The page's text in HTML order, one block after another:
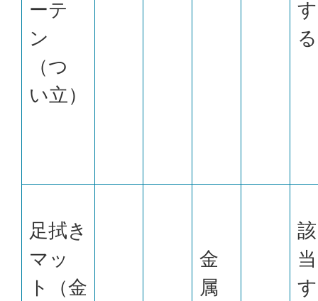
ーテ
ン
（つ
い立）
す
る
足拭き
マッ
ト（金
金
属
該
当
す